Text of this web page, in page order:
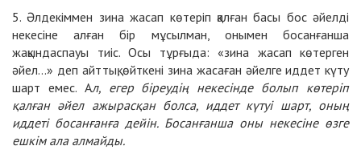
5. Әлдекіммен зина жасап көтеріп қалған басы бос әйелді
некесіне алған бір мұсылман, онымен босанғанша
жақындаспауы тиіс. Осы тұрғыда: «зина жасап көтерген
әйел...» деп айттық, өйткені зина жасаған әйелге иддет күту
шарт емес. Ал, егер біреудің некесінде болып көтеріп
қалған әйел ажырасқан болса, иддет күтуі шарт, оның
иддеті босанғанға дейін. Босанғанша оны некесіне өзге
ешкім ала алмайды.